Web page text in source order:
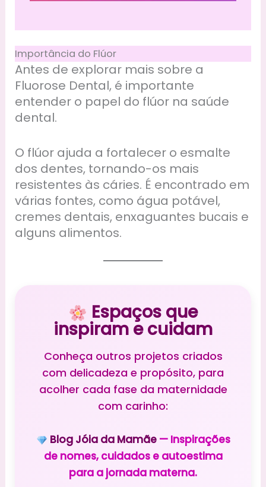
Importância do Flúor
Antes de explorar mais sobre a
Fluorose Dental, é importante
entender o papel do flúor na saúde
dental.
O flúor ajuda a fortalecer o esmalte
dos dentes, tornando-os mais
resistentes às cáries. É encontrado em
várias fontes, como água potável,
cremes dentais, enxaguantes bucais e
alguns alimentos.
Espaços que
inspiram e cuidam
Conheça outros projetos criados
com delicadeza e propósito, para
acolher cada fase da maternidade
com carinho:
Blog Jóia da Mamãe— Inspirações
de nomes, cuidados e autoestima
para a jornada materna.